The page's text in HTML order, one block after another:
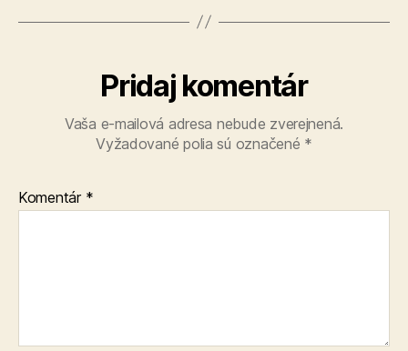
Pridaj komentár
Vaša e-mailová adresa nebude zverejnená.
Vyžadované polia sú označené *
Komentár *